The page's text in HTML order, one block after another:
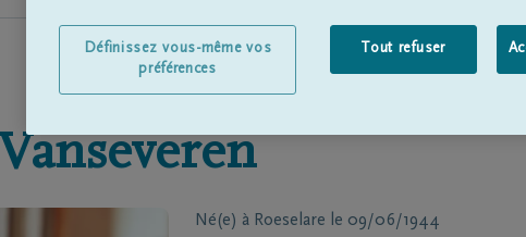
Vanseveren
Né(e) à Roeselare le 09/06/1944
Tout refuser
Définissez vous-même vos
préférences